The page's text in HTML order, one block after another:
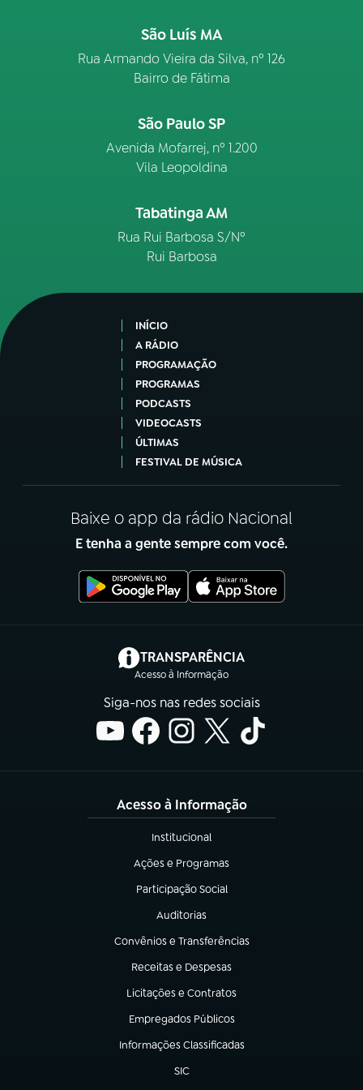
São Luís MA
Rua Armando Vieira da Silva, nº 126
Bairro de Fátima
São Paulo SP
Avenida Mofarrej, nº 1.200
Vila Leopoldina
Tabatinga AM
Rua Rui Barbosa S/Nº
Rui Barbosa
INÍCIO
A RÁDIO
PROGRAMAÇÃO
PROGRAMAS
PODCASTS
VIDEOCASTS
ÚLTIMAS
FESTIVAL DE MÚSICA
Baixe o app da rádio Nacional
E tenha a gente sempre com você.
TRANSPARÊNCIA
Acesso à Informação
(abre em nova aba)
Siga-nos nas redes sociais
Acesso à Informação
Institucional
(abre em nova aba)
Ações e Programas
(abre em nova aba)
Participação Social
(abre em nova aba)
Auditorias
(abre em nova aba)
Convênios e Transferências
(abre em nova aba)
Receitas e Despesas
(abre em nova aba)
Licitações e Contratos
(abre em nova aba)
Empregados Públicos
(abre em nova aba)
Informações Classificadas
(abre em nova aba)
SIC
(abre em nova aba)